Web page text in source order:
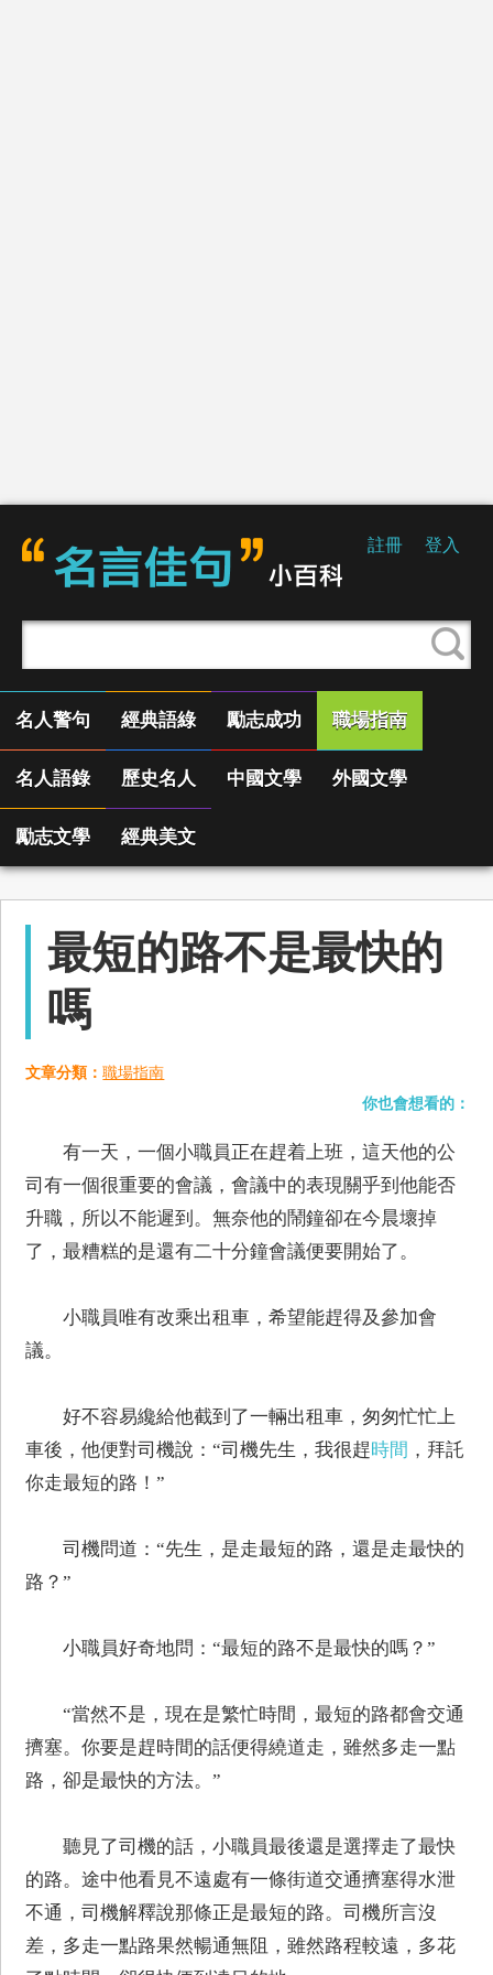
註冊 登入
名人警句 經典語綠 勵志成功 職場指南
名人語錄 歷史名人 中國文學 外國文學
勵志文學 經典美文
最短的路不是最快的
嗎
文章分類：職場指南
你也會想看的：
有一天，一個小職員正在趕着上班，這天他的公
司有一個很重要的會議，會議中的表現關乎到他能否
升職，所以不能遲到。無奈他的鬧鐘卻在今晨壞掉
了，最糟糕的是還有二十分鐘會議便要開始了。
小職員唯有改乘出租車，希望能趕得及參加會
議。
好不容易纔給他截到了一輛出租車，匆匆忙忙上
車後，他便對司機說：“司機先生，我很趕時間 ，拜託
你走最短的路！”
司機問道：“先生，是走最短的路，還是走最快的
路？”
小職員好奇地問：“最短的路不是最快的嗎？”
“當然不是，現在是繁忙時間，最短的路都會交通
擠塞。你要是趕時間的話便得繞道走，雖然多走一點
路，卻是最快的方法。”
聽見了司機的話，小職員最後還是選擇走了最快
的路。途中他看見不遠處有一條街道交通擠塞得水泄
不通，司機解釋說那條正是最短的路。司機所言沒
差，多走一點路果然暢通無阻，雖然路程較遠，多花